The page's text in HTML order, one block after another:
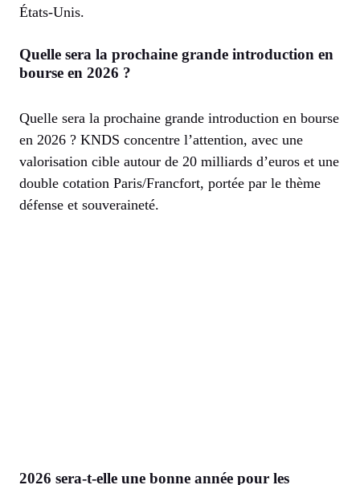
États-Unis.
Quelle sera la prochaine grande introduction en
bourse en 2026 ?
Quelle sera la prochaine grande introduction en bourse
en 2026 ? KNDS concentre l’attention, avec une
valorisation cible autour de 20 milliards d’euros et une
double cotation Paris/Francfort, portée par le thème
défense et souveraineté.
2026 sera-t-elle une bonne année pour les